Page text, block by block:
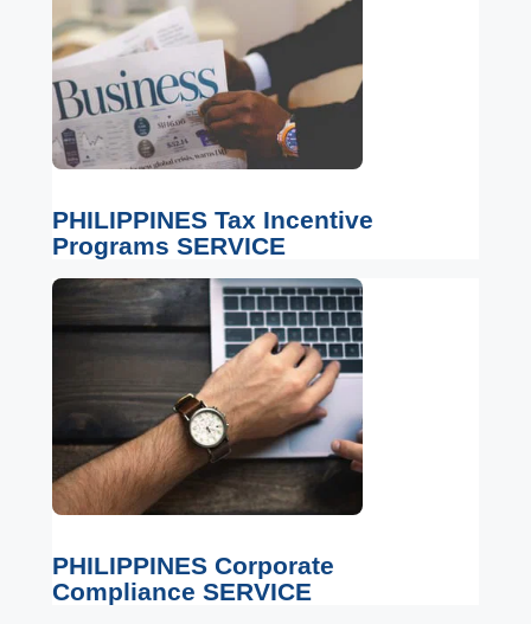
PHILIPPINES Tax Incentive
Programs SERVICE
PHILIPPINES Corporate
Compliance SERVICE